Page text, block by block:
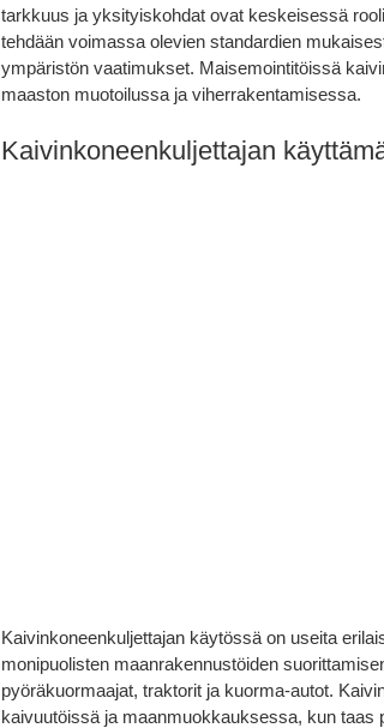
tarkkuus ja yksityiskohdat ovat keskeisessä
tehdään voimassa olevien standardien
ympäristön vaatimukset. Maisemointitöissä
maaston muotoilussa ja viherrakentamisessa.
Kaivinkoneenkuljettajan
Kaivinkoneenkuljettajan käytössä on useita
monipuolisten maanrakennustöiden
pyöräkuormaajat, traktorit ja kuorma-autot.
kaivuutöissä ja maanmuokkauksessa, kun taas